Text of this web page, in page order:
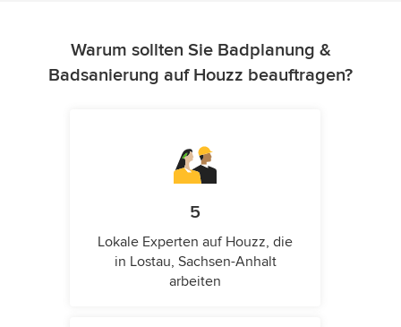
Warum sollten Sie Badplanung &
Badsanierung auf Houzz beauftragen?
5
Lokale Experten auf Houzz, die
in Lostau, Sachsen-Anhalt
arbeiten